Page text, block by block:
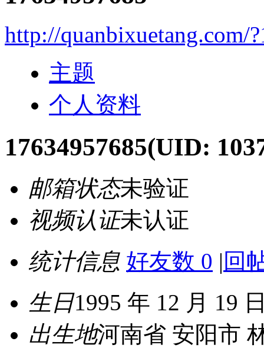
http://quanbixuetang.com/
主题
个人资料
17634957685(UID:
邮箱状态未验证
视频认证未认证
统计信息 好友数 0 | 回
生日1995 年 12 月 19
出生地河南省 安阳市